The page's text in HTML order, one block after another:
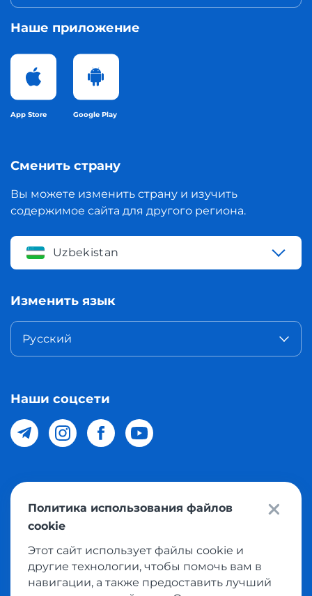
Наше приложение
App Store Google Play
Сменить страну
Вы можете изменить страну и изучить
содержимое сайта для другого региона.
Uzbekistan
Изменить язык
Русский
Наши соцсети
© 2026 Meest Shopping доставка покупок с интернет
магазинов мира в Узбекистан. Все права защищены
Политика конфиденциальности
Публичная оферта
Политика использования файлов
cookie
Этот сайт использует файлы cookie и
другие технологии, чтобы помочь вам в
навигации, а также предоставить лучший